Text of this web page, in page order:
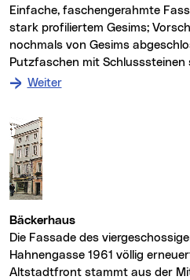
Einfache, faschengerahmte
stark profiliertem Gesims;
nochmals von Gesims
Putzfaschen mit Schlusssteinen
Weiter: zum Denkmal Bäcker-
Bäckerhaus
Die Fassade des
Hahnengasse 1961 völlig
Altstadtfront stammt aus der